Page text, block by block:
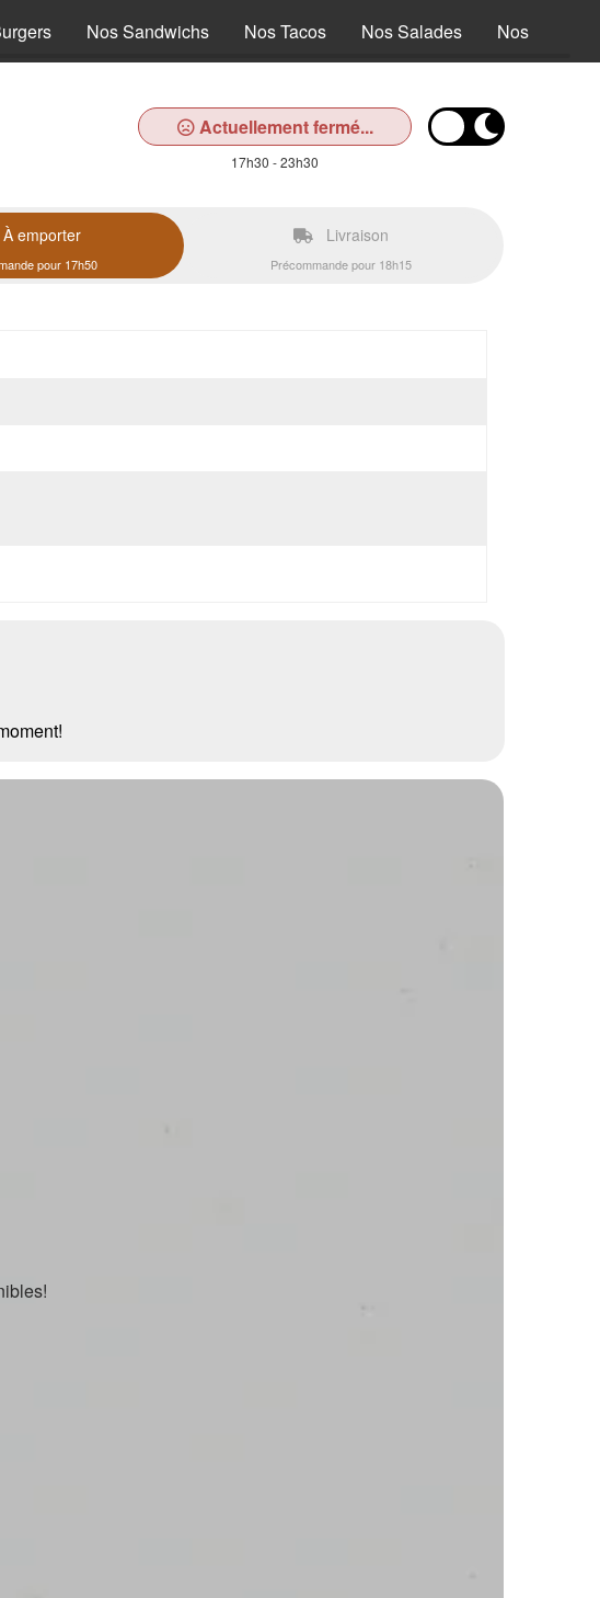
Nos Sandwichs Nos Tacos Nos Salades Nos Tex Mex
Actuellement fermé...
17h30 - 23h30
À emporter
pour 17h50
Livraison
Précommande pour 18h15